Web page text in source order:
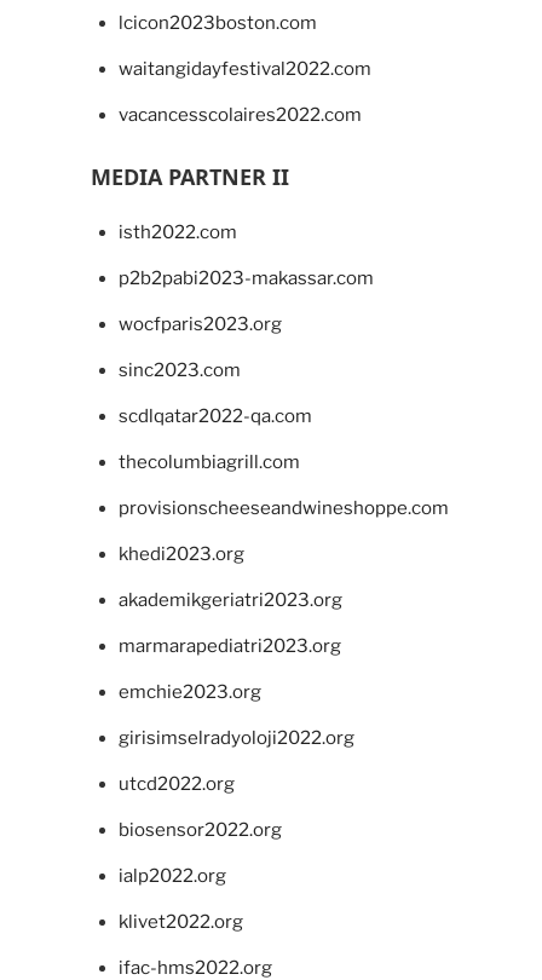
lcicon2023boston.com
waitangidayfestival2022.com
vacancesscolaires2022.com
MEDIA PARTNER II
isth2022.com
p2b2pabi2023-makassar.com
wocfparis2023.org
sinc2023.com
scdlqatar2022-qa.com
thecolumbiagrill.com
provisionscheeseandwineshoppe.com
khedi2023.org
akademikgeriatri2023.org
marmarapediatri2023.org
emchie2023.org
girisimselradyoloji2022.org
utcd2022.org
biosensor2022.org
ialp2022.org
klivet2022.org
ifac-hms2022.org